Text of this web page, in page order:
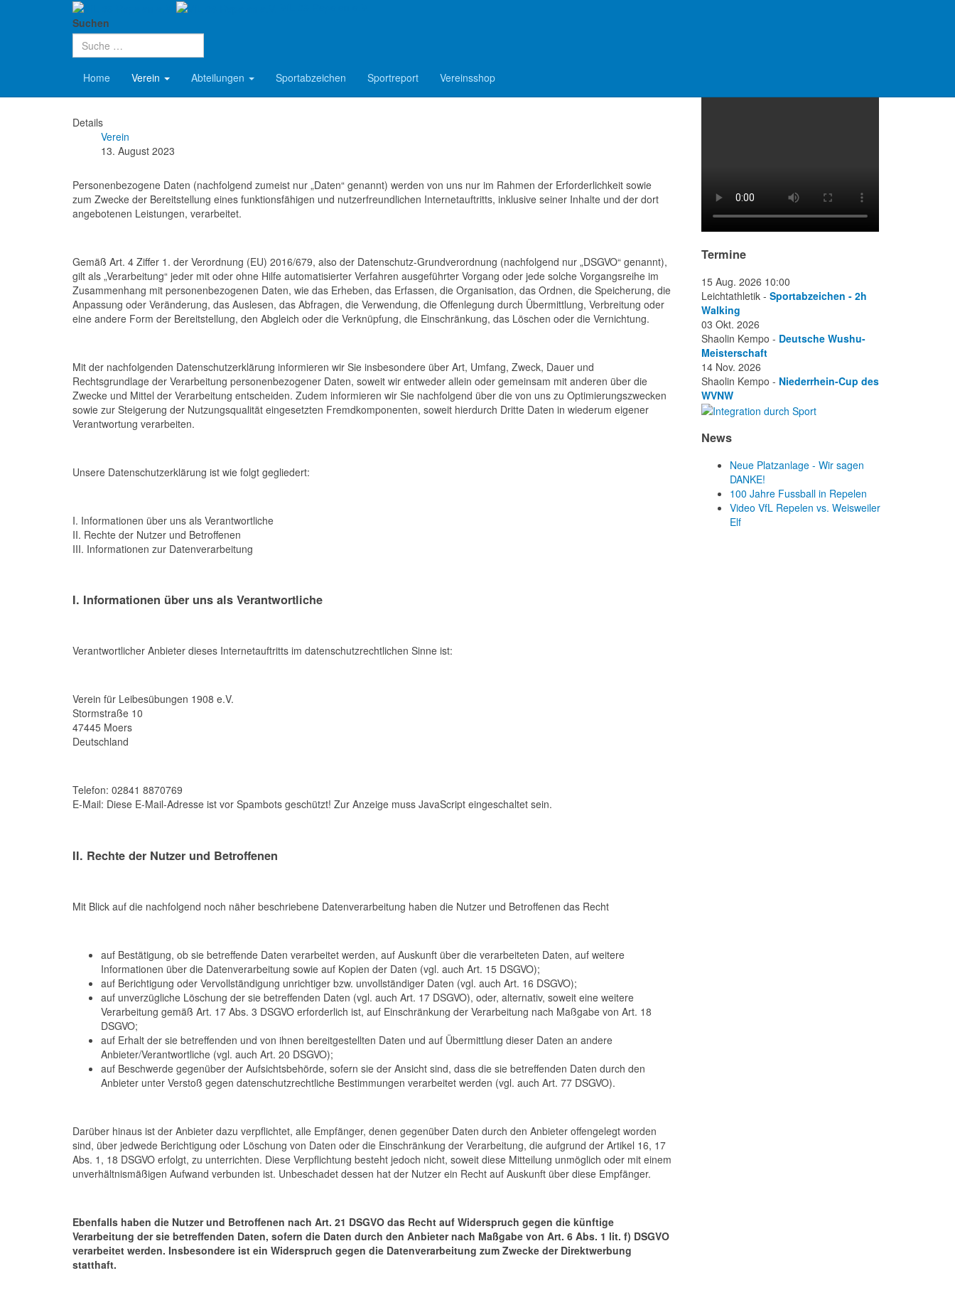
Suchen
Home Verein Abteilungen Sportabzeichen Sportreport Vereinsshop
Aktuelle Seite:
Datenschutz
Details
Verein
13. August 2023
Personenbezogene Daten (nachfolgend zumeist nur „Daten“ genannt) werden von uns nur im Rahmen der Erforderlichkeit sowie
zum Zwecke der Bereitstellung eines funktionsfähigen und nutzerfreundlichen Internetauftritts, inklusive seiner Inhalte und der dort
angebotenen Leistungen, verarbeitet.
Gemäß Art. 4 Ziffer 1. der Verordnung (EU) 2016/679, also der Datenschutz-Grundverordnung (nachfolgend nur „DSGVO“ genannt),
gilt als „Verarbeitung“ jeder mit oder ohne Hilfe automatisierter Verfahren ausgeführter Vorgang oder jede solche Vorgangsreihe im
Zusammenhang mit personenbezogenen Daten, wie das Erheben, das Erfassen, die Organisation, das Ordnen, die Speicherung, die
Anpassung oder Veränderung, das Auslesen, das Abfragen, die Verwendung, die Offenlegung durch Übermittlung, Verbreitung oder
eine andere Form der Bereitstellung, den Abgleich oder die Verknüpfung, die Einschränkung, das Löschen oder die Vernichtung.
Mit der nachfolgenden Datenschutzerklärung informieren wir Sie insbesondere über Art, Umfang, Zweck, Dauer und
Rechtsgrundlage der Verarbeitung personenbezogener Daten, soweit wir entweder allein oder gemeinsam mit anderen über die
Zwecke und Mittel der Verarbeitung entscheiden. Zudem informieren wir Sie nachfolgend über die von uns zu Optimierungszwecken
sowie zur Steigerung der Nutzungsqualität eingesetzten Fremdkomponenten, soweit hierdurch Dritte Daten in wiederum eigener
Verantwortung verarbeiten.
Unsere Datenschutzerklärung ist wie folgt gegliedert:
I. Informationen über uns als Verantwortliche
II. Rechte der Nutzer und Betroffenen
III. Informationen zur Datenverarbeitung
I. Informationen über uns als Verantwortliche
Verantwortlicher Anbieter dieses Internetauftritts im datenschutzrechtlichen Sinne ist:
Verein für Leibesübungen 1908 e.V.
Stormstraße 10
47445 Moers
Deutschland
Telefon: 02841 8870769
E-Mail: Diese E-Mail-Adresse ist vor Spambots geschützt! Zur Anzeige muss JavaScript eingeschaltet sein.
II. Rechte der Nutzer und Betroffenen
Mit Blick auf die nachfolgend noch näher beschriebene Datenverarbeitung haben die Nutzer und Betroffenen das Recht
auf Bestätigung, ob sie betreffende Daten verarbeitet werden, auf Auskunft über die verarbeiteten Daten, auf weitere
Informationen über die Datenverarbeitung sowie auf Kopien der Daten (vgl. auch Art. 15 DSGVO);
auf Berichtigung oder Vervollständigung unrichtiger bzw. unvollständiger Daten (vgl. auch Art. 16 DSGVO);
auf unverzügliche Löschung der sie betreffenden Daten (vgl. auch Art. 17 DSGVO), oder, alternativ, soweit eine weitere
Verarbeitung gemäß Art. 17 Abs. 3 DSGVO erforderlich ist, auf Einschränkung der Verarbeitung nach Maßgabe von Art. 18
DSGVO;
auf Erhalt der sie betreffenden und von ihnen bereitgestellten Daten und auf Übermittlung dieser Daten an andere
Anbieter/Verantwortliche (vgl. auch Art. 20 DSGVO);
auf Beschwerde gegenüber der Aufsichtsbehörde, sofern sie der Ansicht sind, dass die sie betreffenden Daten durch den
Anbieter unter Verstoß gegen datenschutzrechtliche Bestimmungen verarbeitet werden (vgl. auch Art. 77 DSGVO).
Darüber hinaus ist der Anbieter dazu verpflichtet, alle Empfänger, denen gegenüber Daten durch den Anbieter offengelegt worden
sind, über jedwede Berichtigung oder Löschung von Daten oder die Einschränkung der Verarbeitung, die aufgrund der Artikel 16, 17
Abs. 1, 18 DSGVO erfolgt, zu unterrichten. Diese Verpflichtung besteht jedoch nicht, soweit diese Mitteilung unmöglich oder mit einem
unverhältnismäßigen Aufwand verbunden ist. Unbeschadet dessen hat der Nutzer ein Recht auf Auskunft über diese Empfänger.
Ebenfalls haben die Nutzer und Betroffenen nach Art. 21 DSGVO das Recht auf Widerspruch gegen die künftige
Verarbeitung der sie betreffenden Daten, sofern die Daten durch den Anbieter nach Maßgabe von Art. 6 Abs. 1 lit. f) DSGVO
verarbeitet werden. Insbesondere ist ein Widerspruch gegen die Datenverarbeitung zum Zwecke der Direktwerbung
statthaft.
Termine
15 Aug. 2026 10:00
Leichtathletik - Sportabzeichen - 2h
Walking
03 Okt. 2026
Shaolin Kempo - Deutsche Wushu-
Meisterschaft
14 Nov. 2026
Shaolin Kempo - Niederrhein-Cup des
WVNW
News
Neue Platzanlage - Wir sagen
DANKE!
100 Jahre Fussball in Repelen
Video VfL Repelen vs. Weisweiler
Elf